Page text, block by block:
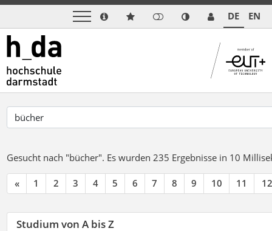
DE EN
Gesucht nach "bücher". Es wurden 235 Ergebnisse in 10
« 1 2 3 4 5 6 7 8 9 10 11 12
Studium von A bis Z